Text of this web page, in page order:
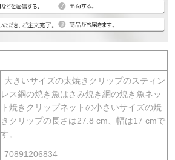
大きいサイズの太焼きクリップのスティン
レス鋼の焼き魚はさみ焼き網の焼き魚ネッ
ト焼きクリップネットの小さいサイズの焼
きクリップの長さは27.8 cm、幅は17 cmで
す。
70891206834